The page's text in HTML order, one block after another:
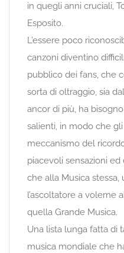
in quegli anni cruciali,
Esposito.
L’essere poco
canzoni diventino
pubblico dei fans, che
sorta di oltraggio, sia
ancor di più, ha
salienti, in modo che
meccanismo del
piacevoli sensazioni ed
che alla Musica
l’ascoltatore a volerne
quella Grande Musica.
Una lista lunga fatta di
musica mondiale che